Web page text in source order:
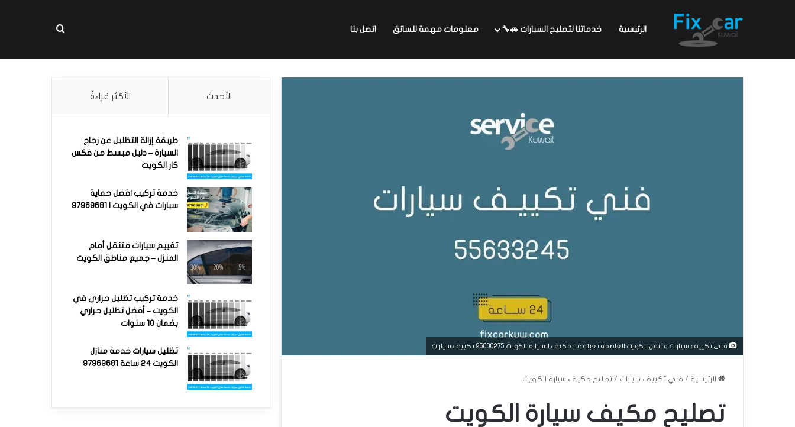
الرئيسية خدماتنا لتصليح السيارات 🚗🔧 معلومات مهمة للسائق اتصل بنا بحث عن
فني تكييف سيارات متنقل الكويت العاصمة تعبئة غاز مكيف السيارة الكويت 95000275 تكييف سيارات
الرئيسية / فني تكييف سيارات / تصليح مكيف سيارة الكويت
تصليح مكيف سيارة الكويت
الأحدث الأكثر قراءةً
طريقة إزالة التظليل عن زجاج
السيارة – دليل مبسط من فكس
كار الكويت
خدمة تركيب افضل حماية
سيارات في الكويت | 97969681
تغييم سيارات متنقل أمام
المنزل – جميع مناطق الكويت
خدمة تركيب تظليل حراري في
الكويت – أفضل تظليل حراري
بضمان 10 سنوات
تظليل سيارات خدمة منازل
الكويت 24 ساعة 97969681